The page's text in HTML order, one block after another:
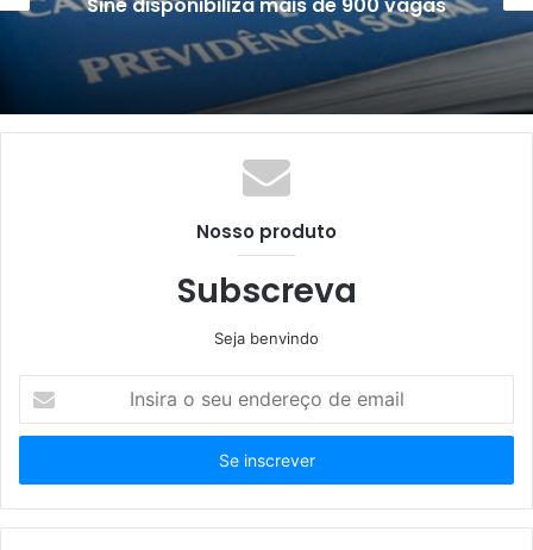
Sine oferece mais de 730 vagas
Nosso produto
Subscreva
Seja benvindo
seu
de
email